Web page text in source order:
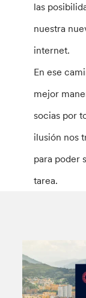
las
nuestra
internet.
En ese
mejor
socias por
ilusión nos
para poder
tarea.